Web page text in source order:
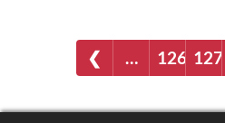
❮ … 126 127